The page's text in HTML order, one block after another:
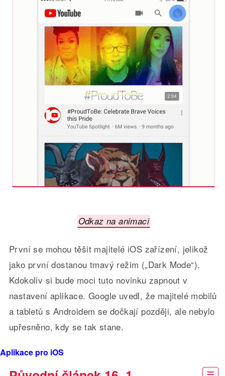
Odkaz na animaci
První se mohou těšit majitelé iOS zařízení, jelikož
jako první dostanou tmavý režim („Dark Mode“).
Kdokoliv si bude moci tuto novinku zapnout v
nastavení aplikace. Google uvedl, že majitelé mobilů
a tabletů s Androidem se dočkají později, ale nebylo
upřesněno, kdy se tak stane.
Aplikace pro iOS